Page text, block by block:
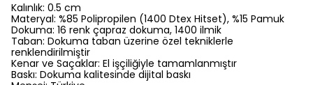
Kalınlık: 0.5 cm
Materyal: %85 Polipropilen (1400 Dtex Hitset), %15 Pamuk
Dokuma: 16 renk çapraz dokuma, 1400 ilmik
Taban: Dokuma taban üzerine özel tekniklerle
renklendirilmiştir
Kenar ve Saçaklar: El işçiliğiyle tamamlanmıştır
Baskı: Dokuma kalitesinde dijital baskı